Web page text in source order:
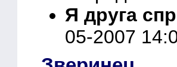
Я друга
05-2007